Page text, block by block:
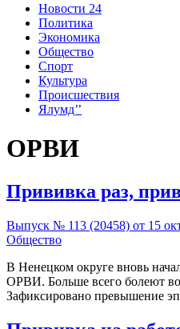
Новости 24
Политика
Экономика
Общество
Спорт
Культура
Происшествия
Ялумд’’
ОРВИ
Прививка раз,
Выпуск № 113 (20458) от 15
Общество
В Ненецком округе вновь
ОРВИ. Больше всего болеют
Зафиксировано превышение